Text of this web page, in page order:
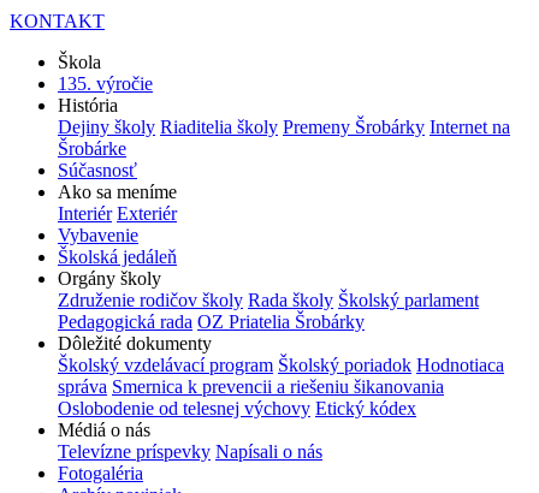
KONTAKT
Škola
135. výročie
História
Dejiny školy Riaditelia školy Premeny Šrobárky Internet na
Šrobárke
Súčasnosť
Ako sa meníme
Interiér Exteriér
Vybavenie
Školská jedáleň
Orgány školy
Združenie rodičov školy Rada školy Školský parlament
Pedagogická rada OZ Priatelia Šrobárky
Dôležité dokumenty
Školský vzdelávací program Školský poriadok Hodnotiaca
správa Smernica k prevencii a riešeniu šikanovania
Oslobodenie od telesnej výchovy Etický kódex
Médiá o nás
Televízne príspevky Napísali o nás
Fotogaléria